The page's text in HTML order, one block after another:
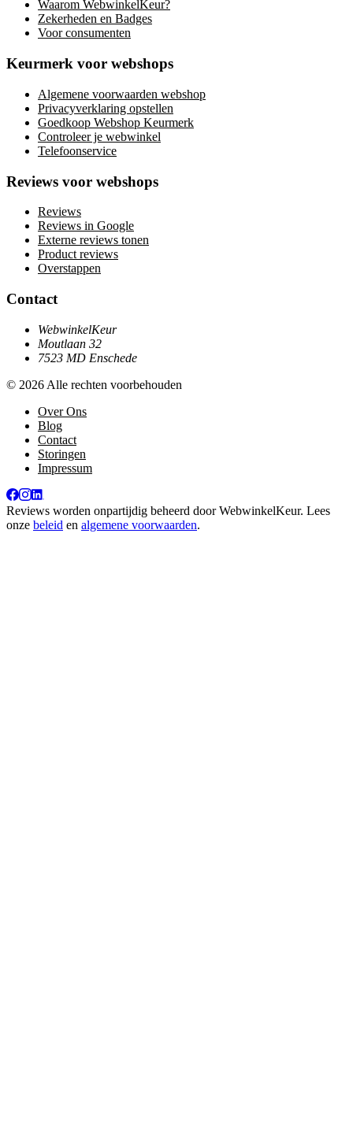
Waarom WebwinkelKeur?
Zekerheden en Badges
Voor consumenten
Keurmerk voor webshops
Algemene voorwaarden webshop
Privacyverklaring opstellen
Goedkoop Webshop Keurmerk
Controleer je webwinkel
Telefoonservice
Reviews voor webshops
Reviews
Reviews in Google
Externe reviews tonen
Product reviews
Overstappen
Contact
WebwinkelKeur
Moutlaan 32
7523 MD Enschede
© 2026 Alle rechten voorbehouden
Over Ons
Blog
Contact
Storingen
Impressum
Reviews worden onpartijdig beheerd doorWebwinkelKeur. Lees
onze beleid en algemene voorwaarden.